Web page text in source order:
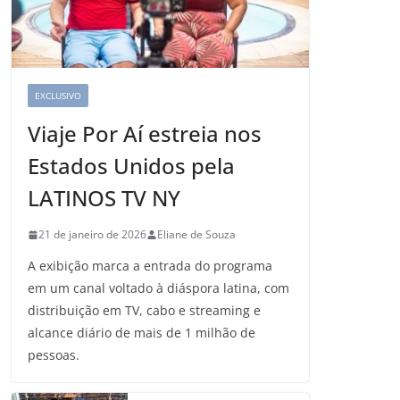
EXCLUSIVO
Viaje Por Aí estreia nos
Estados Unidos pela
LATINOS TV NY
21 de janeiro de 2026 Eliane de Souza
A exibição marca a entrada do programa
em um canal voltado à diáspora latina, com
distribuição em TV, cabo e streaming e
alcance diário de mais de 1 milhão de
pessoas.